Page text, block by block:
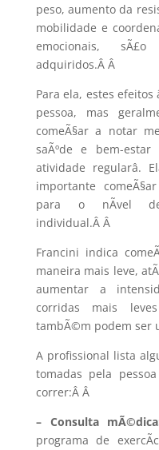
peso, aumento da
mobilidade e
emocionais,
adquiridos.Â Â
Para ela, estes efeitos
pessoa, mas
comeÃ§ar a notar
saÃºde e bem-estar
atividade
importante
para o nÃ­vel de
individual.Â Â
Francini indica
maneira mais leve,
aumentar a
corridas mais
tambÃ©m podem ser
A profissional lista
tomadas pela
correr:Â Â
– Consulta
programa de